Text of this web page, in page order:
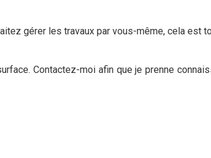
gérer les travaux par vous-même, cela est
Contactez-moi afin que je prenne